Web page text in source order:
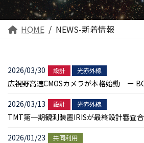
HOME NEWS-新着情報
2026/03/30 設計 光赤外線
広視野高速CMOSカメラが本格始動 ー
2026/03/13
設計 光赤外線
TMT第一期観測装置IRISが最終設計審査
2026/01/23
共同利用